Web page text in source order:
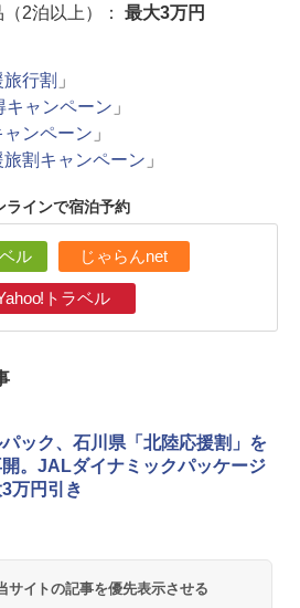
2泊以上）：
最大3万円
行割 」
キャンペーン 」
ンペーン 」
割キャンペーン 」
ラインで宿泊予約
ル じゃらんnet
トラベル
ック、石川県「北陸応援割」を
。JALダイナミックパッケージ
万円引き
サイトの記事を優先表示させる